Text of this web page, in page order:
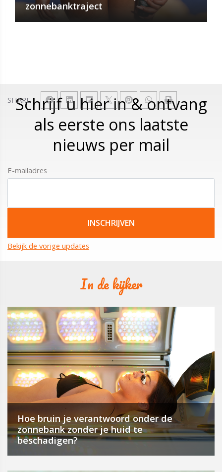
SHARE
zonnebanktraject
Schrijf u hier in & ontvang
als eerste ons laatste
nieuws per mail
E-mailadres
Bekijk de vorige updates
In de kijker
Hoe bruin je verantwoord onder de
zonnebank zonder je huid te
beschadigen?